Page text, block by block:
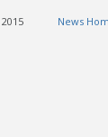
News